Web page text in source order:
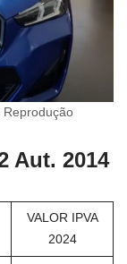
Reprodução
Aut. 2014
VALOR IPVA
2024